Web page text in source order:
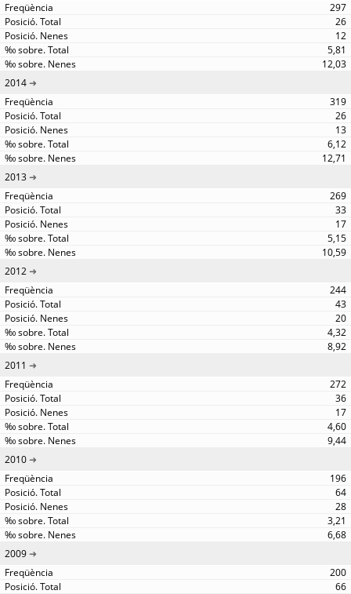
297
26
12
5,81
12,03
2014
319
26
13
6,12
12,71
2013
269
33
17
5,15
10,59
2012
244
43
20
4,32
8,92
2011
272
36
17
4,60
9,44
2010
196
64
28
3,21
6,68
2009
200
66